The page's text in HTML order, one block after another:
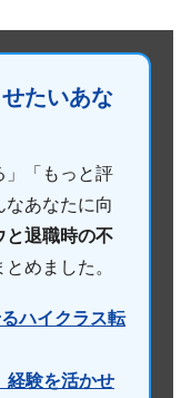
たいあな
」「もっと評
あなたに向
と退職時の不
とめました。
ハイクラス転
験を活かせ